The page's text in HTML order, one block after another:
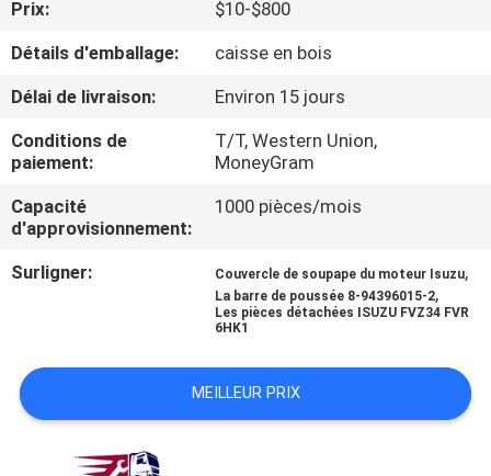
CONTRÔLE
DE
QUALITÉ
CONTACTEZ-
NOUS
NOUVELLES
CITATION
Prix:
$10-$800
Détails d'emballage:
caisse en bois
Délai de livraison:
Environ 15 jours
Conditions de
paiement:
T/T, Western Union,
MoneyGram
Capacité
d'approvisionnement:
1000 pièces/mois
Surligner: Couvercle de soupape du moteur Isuzu,
La barre de poussée 8-94396015-2,
Les pièces détachées ISUZU FVZ34 FVR
6HK1
MEILLEUR PRIX